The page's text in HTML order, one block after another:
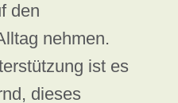
den
nehmen.
ist es
dieses